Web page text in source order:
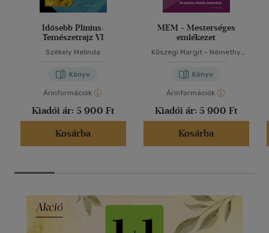
Idősebb Plinius:
Temészetrajz VI
Székely Melinda
Könyv
Árinformációk
Kiadói ár: 5 900 Ft
Kosárba
MEM - Mesterséges
emlékezet
Kőszegi Margit - Némethy
Könyv
Árinformációk
Kiadói ár: 5 900 Ft
Kosárba